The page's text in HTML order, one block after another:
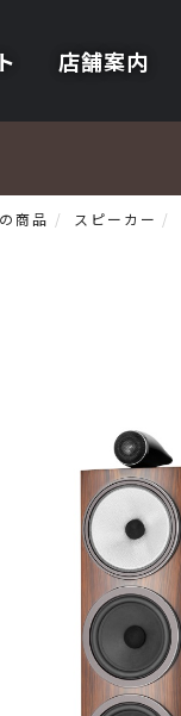
店舗案内
Aコンバーター
商品 スピーカー